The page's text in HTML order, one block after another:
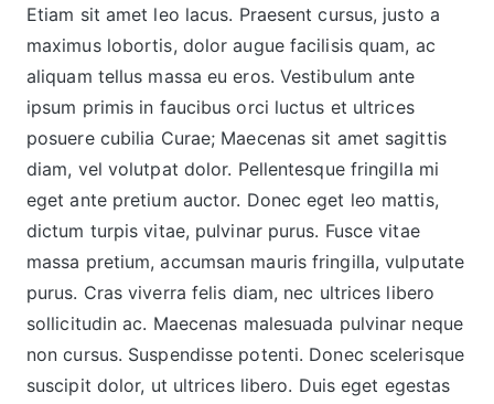
Etiam sit amet leo lacus. Praesent cursus, justo a
maximus lobortis, dolor augue facilisis quam, ac
aliquam tellus massa eu eros. Vestibulum ante
ipsum primis in faucibus orci luctus et ultrices
posuere cubilia Curae; Maecenas sit amet sagittis
diam, vel volutpat dolor. Pellentesque fringilla mi
eget ante pretium auctor. Donec eget leo mattis,
dictum turpis vitae, pulvinar purus. Fusce vitae
massa pretium, accumsan mauris fringilla, vulputate
purus. Cras viverra felis diam, nec ultrices libero
sollicitudin ac. Maecenas malesuada pulvinar neque
non cursus. Suspendisse potenti. Donec scelerisque
suscipit dolor, ut ultrices libero. Duis eget egestas